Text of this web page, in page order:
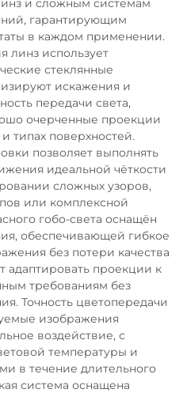
гарантирующим
в каждом применении.
линз использует
стеклянные
искажения и
передачи света,
очерченные проекции
типах поверхностей.
позволяет выполнять
идеальной чёткости
сложных узоров,
или комплексной
гобо-света оснащён
обеспечивающей гибкое
без потери качества
адаптировать проекции к
требованиям без
Точность цветопередачи
изображения
воздействие, с
температуры и
в течение длительного
система оснащена